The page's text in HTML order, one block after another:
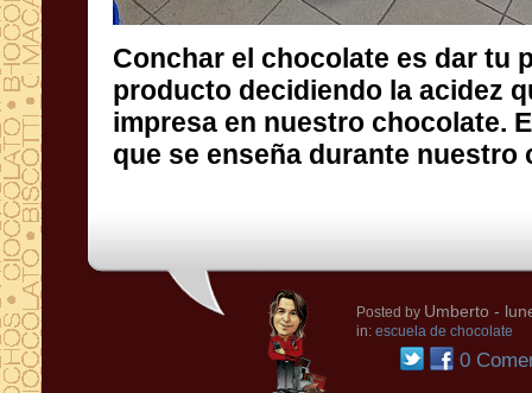
Conchar el chocolate es dar tu
producto decidiendo la acidez que
impresa en nuestro chocolate.
que se enseña durante nuestro
Posted by Umberto -
in: escuela de chocolate
0